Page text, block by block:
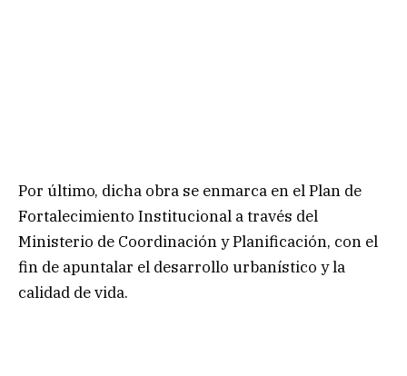
Por último, dicha obra se enmarca en el Plan de
Fortalecimiento Institucional a través del
Ministerio de Coordinación y Planificación, con el
fin de apuntalar el desarrollo urbanístico y la
calidad de vida.